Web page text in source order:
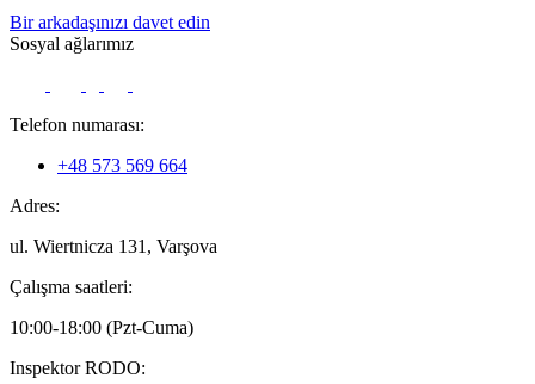
Bir arkadaşınızı davet edin
Sosyal ağlarımız
Telefon numarası:
+48 573 569 664
Adres:
ul. Wiertnicza 131, Varşova
Çalışma saatleri:
10:00-18:00 (Pzt-Cuma)
Inspektor RODO: